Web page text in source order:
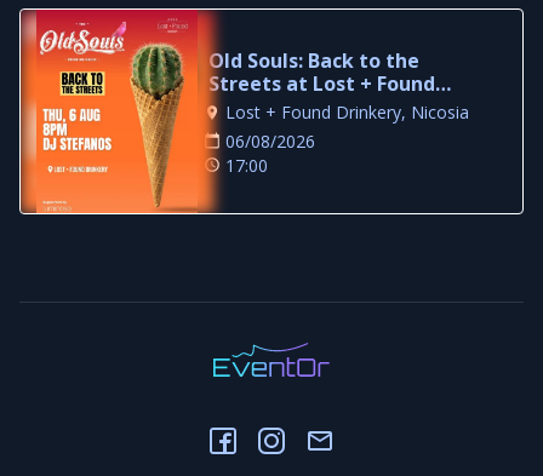
Old Souls: Back to the
Streets at Lost + Found
Drinkery
Lost + Found Drinkery, Nicosia
06/08/2026
17:00